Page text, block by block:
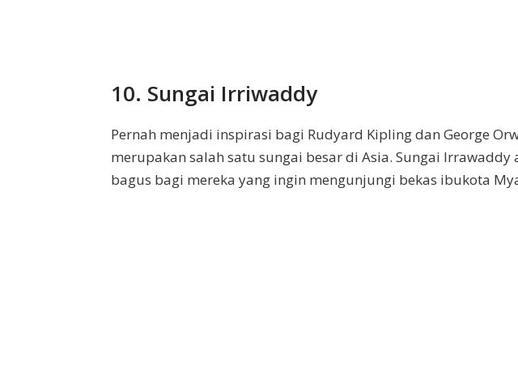
10. Sungai Irriwaddy
Pernah menjadi inspirasi bagi Rudyard Kipling dan George
merupakan salah satu sungai besar di Asia. Sungai Irrawaddy
bagus bagi mereka yang ingin mengunjungi bekas ibukota